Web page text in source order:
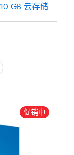
GB 云存储
促销中